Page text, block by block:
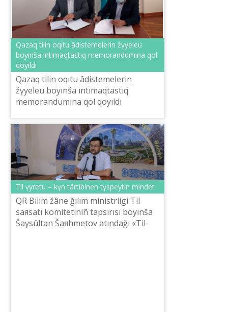
Qazaq tіlіn oqıtu âdіstemelerіn žүyeleu
boyınša ıntımaqtastıq memorandumına qol
qoyıldı
Qazaq tіlіn oqıtu âdіstemelerіn
žүyeleu boyınša ıntımaqtastıq
memorandumına qol qoyıldı
Tіl үyretu – kүn târtіbіnen tүspeytіn mіndet
QR Bіlіm žâne ğılım ministrlіgі Tіl
saяsatı komitetіnіñ tapsırısı boyınša
Šaysûltan Šaяhmetov atındağı «Tіl-